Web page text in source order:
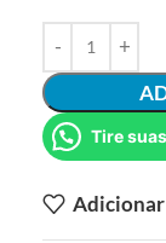
Tire
Adicionar